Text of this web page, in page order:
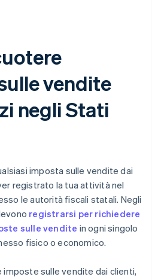
vendite
negli Stati
imposta sulle vendite dai
registrato la tua attività nel
le autorità fiscali statali. Negli
registrarsi per richiedere
sulle vendite in ogni singolo
fisico o economico.
imposte sulle vendite dai clienti,